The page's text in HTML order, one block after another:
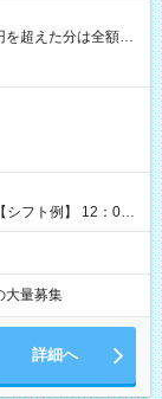
OK！
仕事後はコンビニ
大量募集
詳細へ